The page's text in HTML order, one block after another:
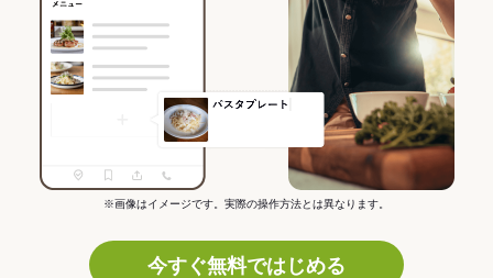
※画像はイメージです。実際の操作方法とは異なります。
今すぐ無料ではじめる